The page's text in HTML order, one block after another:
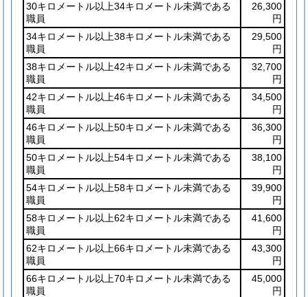
30キロメートル以上34キロメートル未満である
職員
26,300
円
34キロメートル以上38キロメートル未満である
職員
29,500
円
38キロメートル以上42キロメートル未満である
職員
32,700
円
42キロメートル以上46キロメートル未満である
職員
34,500
円
46キロメートル以上50キロメートル未満である
職員
36,300
円
50キロメートル以上54キロメートル未満である
職員
38,100
円
54キロメートル以上58キロメートル未満である
職員
39,900
円
58キロメートル以上62キロメートル未満である
職員
41,600
円
62キロメートル以上66キロメートル未満である
職員
43,300
円
66キロメートル以上70キロメートル未満である
職員
45,000
円